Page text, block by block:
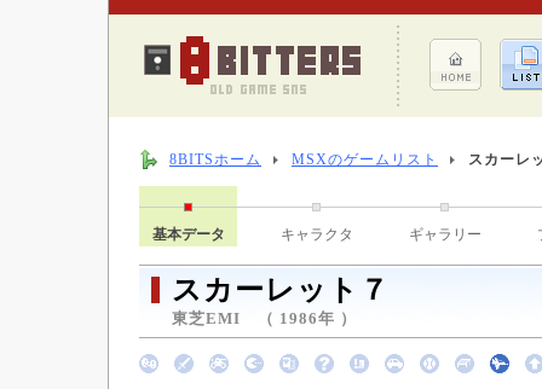
8BITSホーム MSXのゲームリスト スカーレ
基本データ キャラクタ ギャラリー
スカーレット７
東芝EMI （ 1986年 ）